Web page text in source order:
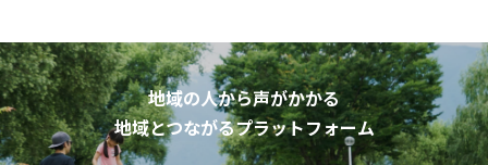
地域の人から声がかかる
地域とつながるプラットフォーム